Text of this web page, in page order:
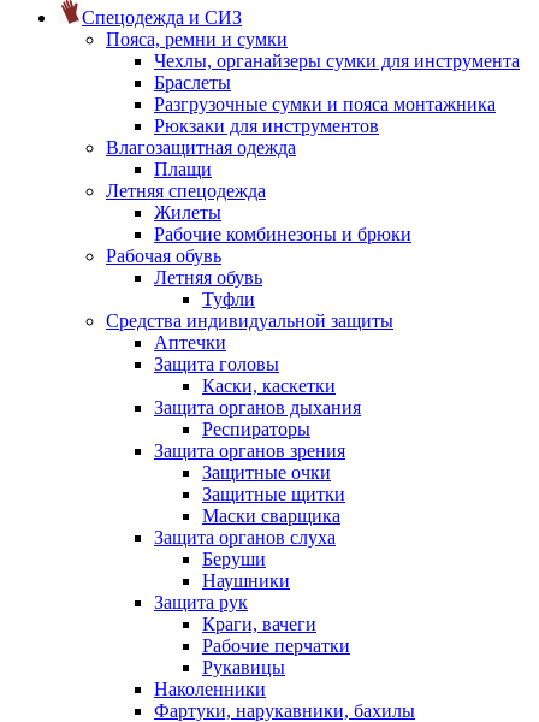
Спецодежда и СИЗ
Пояса, ремни и сумки
Чехлы, органайзеры сумки для инструмента
Браслеты
Разгрузочные сумки и пояса монтажника
Рюкзаки для инструментов
Влагозащитная одежда
Плащи
Летняя спецодежда
Жилеты
Рабочие комбинезоны и брюки
Рабочая обувь
Летняя обувь
Туфли
Средства индивидуальной защиты
Аптечки
Защита головы
Каски, каскетки
Защита органов дыхания
Респираторы
Защита органов зрения
Защитные очки
Защитные щитки
Маски сварщика
Защита органов слуха
Беруши
Наушники
Защита рук
Краги, вачеги
Рабочие перчатки
Рукавицы
Наколенники
Фартуки, нарукавники, бахилы